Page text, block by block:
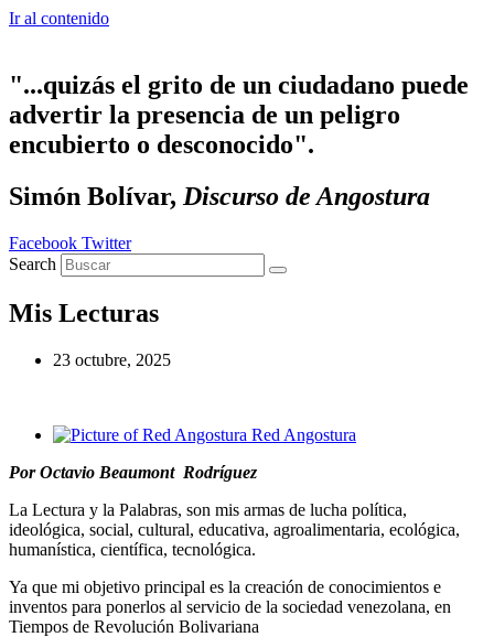
Ir al contenido
"...quizás el grito de un ciudadano puede
advertir la presencia de un peligro
encubierto o desconocido".
Simón Bolívar, Discurso de Angostura
Facebook Twitter
Search
Mis Lecturas
23 octubre, 2025
Red Angostura
Por Octavio Beaumont Rodríguez
La Lectura y la Palabras, son mis armas de lucha política,
ideológica, social, cultural, educativa, agroalimentaria, ecológica,
humanística, científica, tecnológica.
Ya que mi objetivo principal es la creación de conocimientos e
inventos para ponerlos al servicio de la sociedad venezolana, en
Tiempos de Revolución Bolivariana